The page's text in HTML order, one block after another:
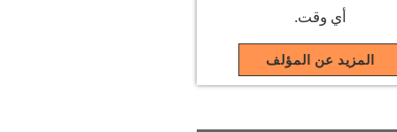
أي وقت.
المزيد عن المؤلف